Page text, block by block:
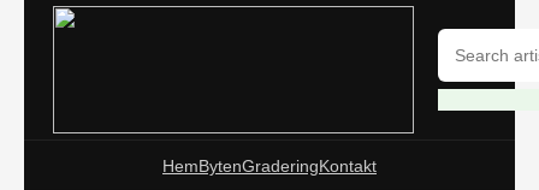
HemBytenGraderingKontakt